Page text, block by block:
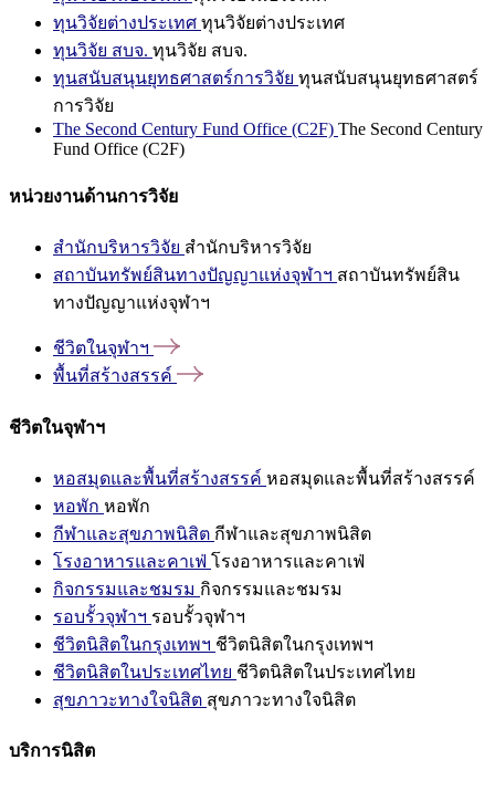
ทุนวิจัยต่างประเทศ ทุนวิจัยต่างประเทศ
ทุนวิจัย สบจ. ทุนวิจัย สบจ.
ทุนสนับสนุนยุทธศาสตร์การวิจัย ทุนสนับสนุนยุทธศาสตร์
การวิจัย
The Second Century Fund Office (C2F) The Second Century
Fund Office (C2F)
หน่วยงานด้านการวิจัย
สำนักบริหารวิจัย สำนักบริหารวิจัย
สถาบันทรัพย์สินทางปัญญาแห่งจุฬาฯ สถาบันทรัพย์สิน
ทางปัญญาแห่งจุฬาฯ
ชีวิตในจุฬาฯ
พื้นที่สร้างสรรค์
ชีวิตในจุฬาฯ
หอสมุดและพื้นที่สร้างสรรค์ หอสมุดและพื้นที่สร้างสรรค์
หอพัก หอพัก
กีฬาและสุขภาพนิสิต กีฬาและสุขภาพนิสิต
โรงอาหารและคาเฟ่ โรงอาหารและคาเฟ่
กิจกรรมและชมรม กิจกรรมและชมรม
รอบรั้วจุฬาฯ รอบรั้วจุฬาฯ
ชีวิตนิสิตในกรุงเทพฯ ชีวิตนิสิตในกรุงเทพฯ
ชีวิตนิสิตในประเทศไทย ชีวิตนิสิตในประเทศไทย
สุขภาวะทางใจนิสิต สุขภาวะทางใจนิสิต
บริการนิสิต